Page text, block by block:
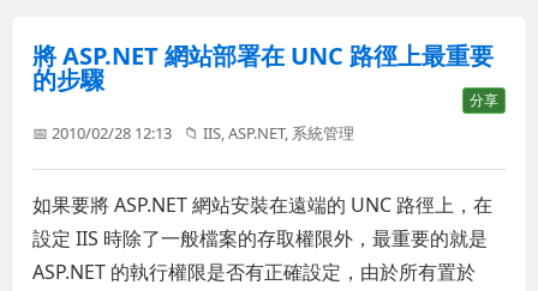
將 ASP.NET 網站部署在 UNC 路徑上最重要
的步驟
分享
📅 2010/02/28 12:13 📁IIS,ASP.NET, 系統管理
如果要將 ASP.NET 網站安裝在遠端的 UNC 路徑上，在
設定 IIS 時除了一般檔案的存取權限外，最重要的就是
ASP.NET 的執行權限是否有正確設定，由於所有置於